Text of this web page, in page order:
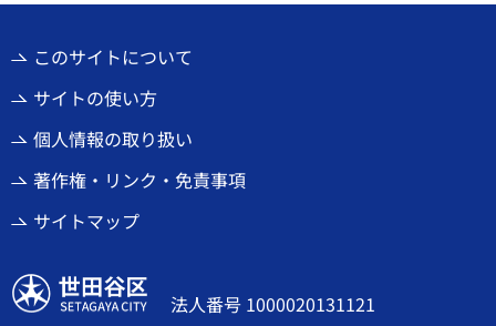
このサイトについて
サイトの使い方
個人情報の取り扱い
著作権・リンク・免責事項
サイトマップ
世田谷区
法人番号 1000020131121